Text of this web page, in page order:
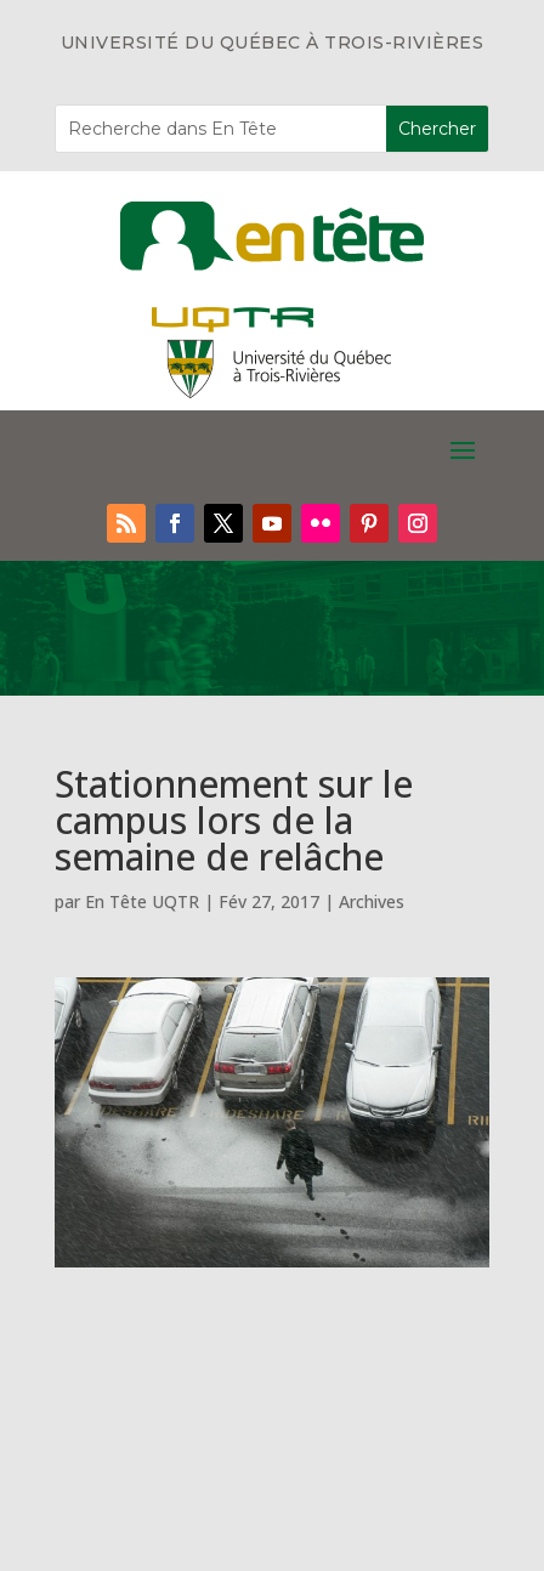
UNIVERSITÉ DU QUÉBEC À TROIS-RIVIÈRES
Stationnement sur le
campus lors de la
semaine de relâche
par En Tête UQTR| Fév 27, 2017| Archives